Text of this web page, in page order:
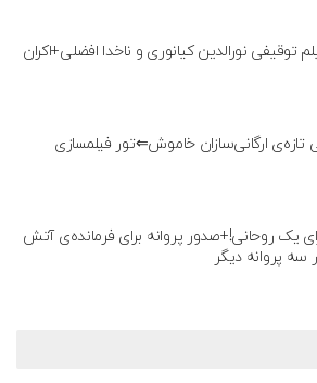
توقیفی نورالدین کیانوری و ناخدا افضلی+اکران
تازه‌ی ارگانی‌سازان خاموش⇐تور فیلمسازی
یک روحانی!+صدور پروانه برای فرمانده‌ی آتش
سه پروانه دیگر